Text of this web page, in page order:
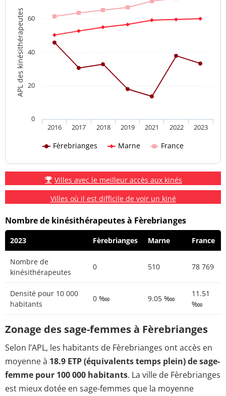
APL des kinésithérapeutes
Fèrebrianges Marne France
2016 2017 2018 2019 2021 2022 2023
0
20
40
60
Villes avec le meilleur accès aux kinés
Villes où il est difficile de voir un kiné
Nombre de kinésithérapeutes à Fèrebrianges
2023 Fèrebrianges Marne France
Nombre de
kinésithérapeutes
0 510 78 769
Densité pour 10 000
habitants
0 ‱ 9.05 ‱
11.51
‱
Zonage des sage-femmes à Fèrebrianges
Selon l’APL, les habitants de Fèrebrianges ont accès en
moyenne à 18.9 ETP (équivalents temps plein) de sage-
femme pour 100 000 habitants. La ville de Fèrebrianges
est mieux dotée en sage-femmes que la moyenne